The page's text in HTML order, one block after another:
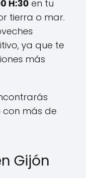
H:30 en tu
tierra o mar.
ya que te
más
más de
Gijón